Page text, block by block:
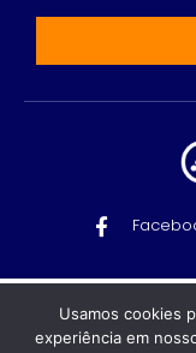
Serviços
Recomendado
Usamos cookies
experiência em